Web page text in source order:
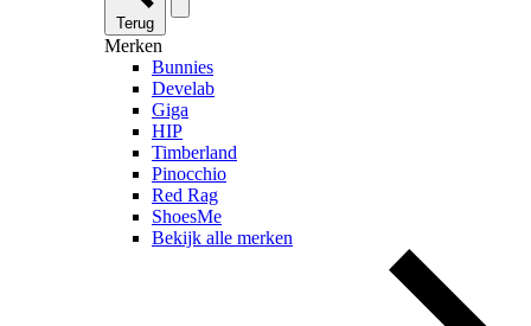
Terug
Merken
Bunnies
Develab
Giga
HIP
Timberland
Pinocchio
Red Rag
ShoesMe
Bekijk alle merken